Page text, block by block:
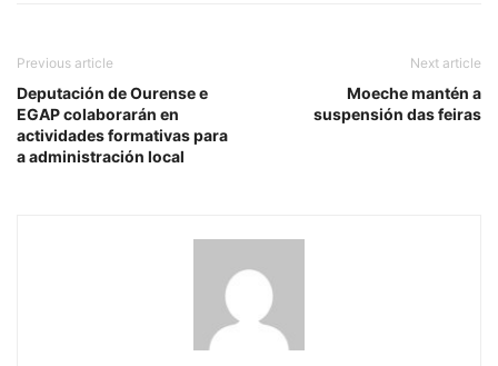
Previous article
Deputación de Ourense e
EGAP colaborarán en
actividades formativas para
a administración local
Next article
Moeche mantén a
suspensión das feiras